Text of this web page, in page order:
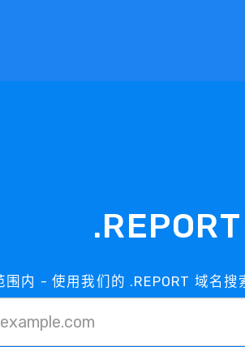
围内 - 使用我们的 .REPORT 域名